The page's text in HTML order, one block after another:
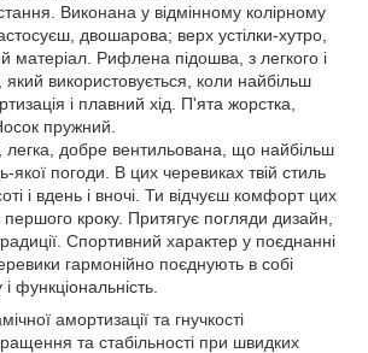
Виконана у відмінному колірному
двошарова; верх устілки-хутро,
матеріал. Рифлена підошва, з легкого і
який використовується, коли найбільш
і плавний хід. П'ята жорстка,
пружний.
добре вентильована, що найбільш
якої погоди. В цих черевиках твій стиль
і вдень і вночі. Ти відчуєш комфорт цих
кроку. Притягує погляди дизайн,
Спортивний характер у поєднанні
гармонійно поєднують в собі
функціональність.
амортизації та гнучкості
та стабільності при швидких